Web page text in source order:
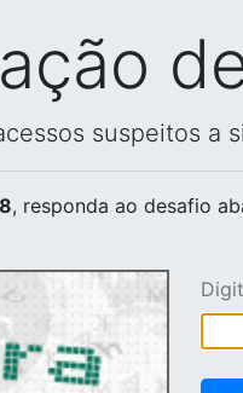
suspeitos a
, responda ao desafio